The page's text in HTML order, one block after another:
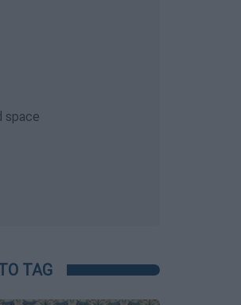
TAG